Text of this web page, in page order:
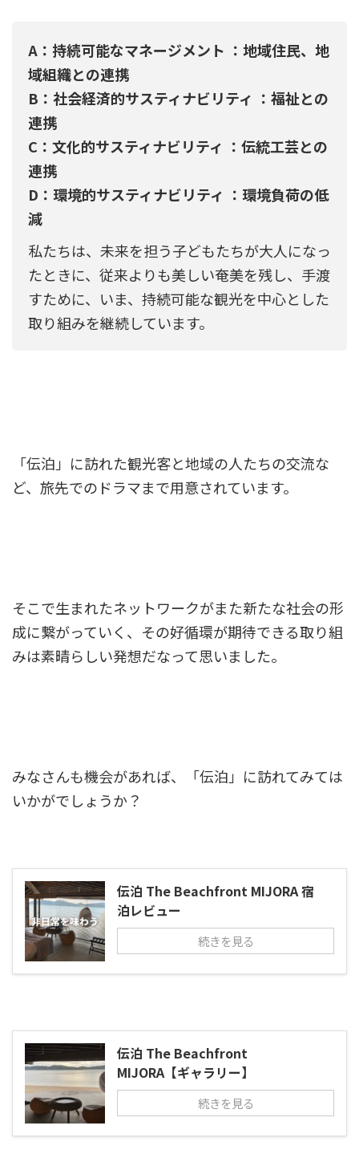
A：持続可能なマネージメント ：地域住民、地
域組織との連携
B：社会経済的サスティナビリティ ：福祉との
連携
C：文化的サスティナビリティ ：伝統工芸との
連携
D：環境的サスティナビリティ ：環境負荷の低
減
私たちは、未来を担う子どもたちが大人になっ
たときに、従来よりも美しい奄美を残し、手渡
すために、いま、持続可能な観光を中心とした
取り組みを継続しています。
「伝泊」に訪れた観光客と地域の人たちの交流な
ど、旅先でのドラマまで用意されています。
そこで生まれたネットワークがまた新たな社会の形
成に繋がっていく、その好循環が期待できる取り組
みは素晴らしい発想だなって思いました。
みなさんも機会があれば、「伝泊」に訪れてみては
いかがでしょうか？
伝泊 The Beachfront MIJORA 宿
泊レビュー
続きを見る
伝泊 The Beachfront
MIJORA【ギャラリー】
続きを見る